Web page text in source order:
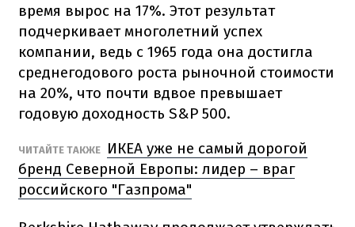
время вырос на 17%. Этот результат
подчеркивает многолетний успех
компании, ведь с 1965 года она достигла
среднегодового роста рыночной стоимости
на 20%, что почти вдвое превышает
годовую доходность S&P 500.
ЧИТАЙТЕ ТАКЖЕ
ИКЕА уже не самый дорогой
бренд Северной Европы: лидер – враг
российского "Газпрома"